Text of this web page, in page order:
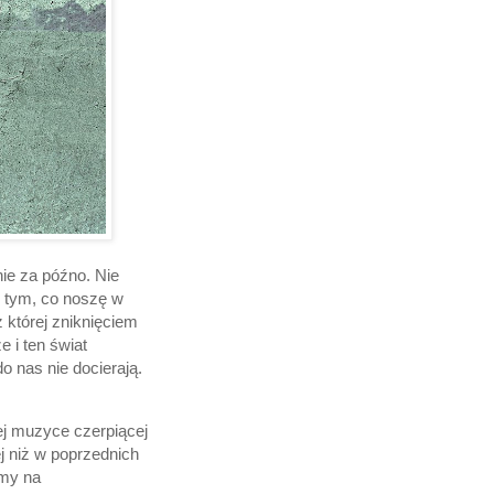
za późno. Nie
tym, co noszę w
której zniknięciem
i ten świat
nas nie docierają.
muzyce czerpiącej
niż w poprzednich
na